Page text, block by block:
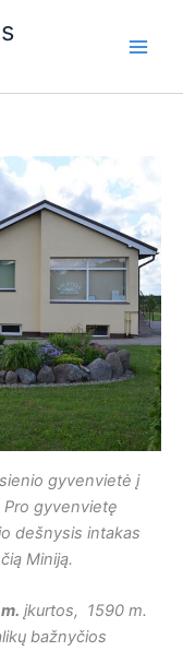
gyvenvietė į
Pro gyvenvietę
dešnysis intakas
Miniją.
įkurtos, 1590 m.
bažnyčios